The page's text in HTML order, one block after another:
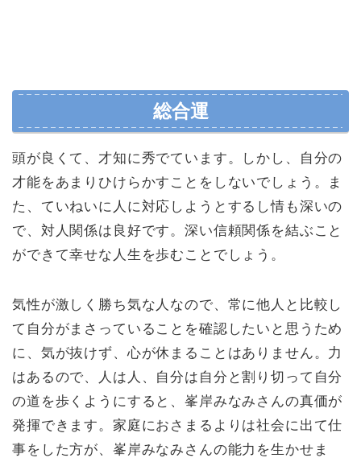
総合運
頭が良くて、才知に秀でています。しかし、自分の
才能をあまりひけらかすことをしないでしょう。ま
た、ていねいに人に対応しようとするし情も深いの
で、対人関係は良好です。深い信頼関係を結ぶこと
ができて幸せな人生を歩むことでしょう。
気性が激しく勝ち気な人なので、常に他人と比較し
て自分がまさっていることを確認したいと思うため
に、気が抜けず、心が休まることはありません。力
はあるので、人は人、自分は自分と割り切って自分
の道を歩くようにすると、峯岸みなみさんの真価が
発揮できます。家庭におさまるよりは社会に出て仕
事をした方が、峯岸みなみさんの能力を生かせま